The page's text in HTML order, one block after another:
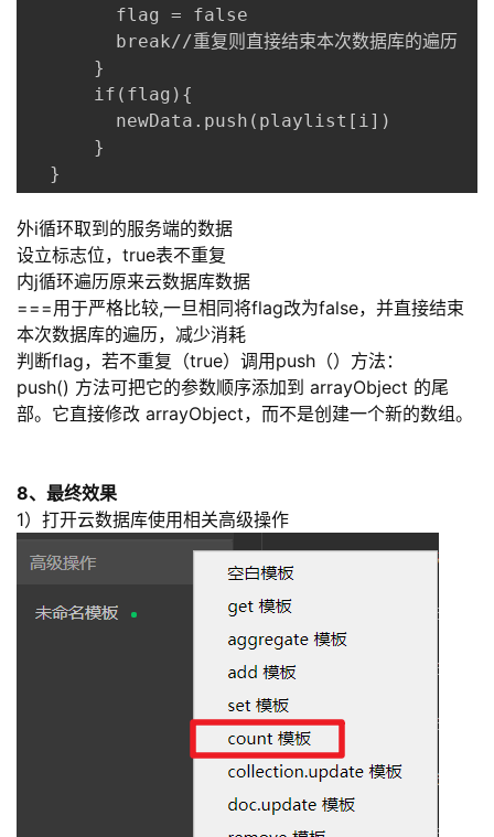
        flag = false
        break//重复则直接结束本次数据库的遍历
      }
      if(flag){
        newData.push(playlist[i])
      }
  }
外i循环取到的服务端的数据
设立标志位，true表不重复
内j循环遍历原来云数据库数据
===用于严格比较,一旦相同将flag改为false，并直接结束
本次数据库的遍历，减少消耗
判断flag，若不重复（true）调用push（）方法：
push() 方法可把它的参数顺序添加到 arrayObject 的尾
部。它直接修改 arrayObject，而不是创建一个新的数组。
8、最终效果
1）打开云数据库使用相关高级操作